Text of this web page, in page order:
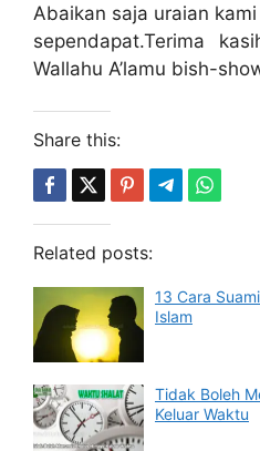
Abaikan saja uraian
sependapat.Terima
Wallahu A’lamu bish-
Share this:
Related posts:
13 Cara
Islam
Tidak Boleh
Keluar Waktu